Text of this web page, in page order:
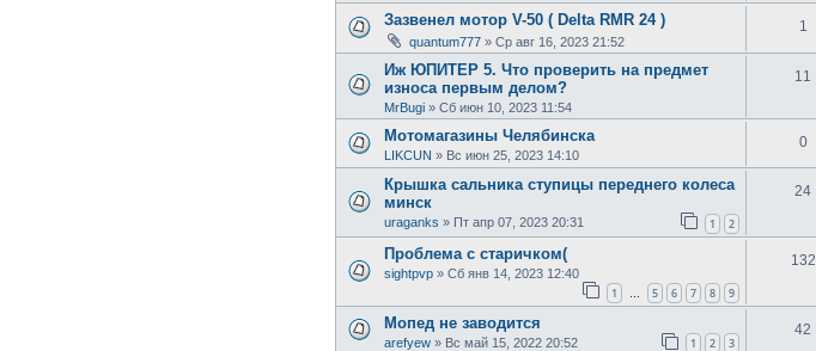
Зазвенел мотор V-50 ( Delta RMR 24 )
quantum777 » Ср авг 16, 2023 21:52
1
Иж ЮПИТЕР 5. Что проверить на предмет
износа первым делом?
MrBugi » Сб июн 10, 2023 11:54
11
Мотомагазины Челябинска
LIKCUN » Вс июн 25, 2023 14:10
0
Крышка сальника ступицы переднего колеса
минск
uraganks » Пт апр 07, 2023 20:31 1 2
24
Проблема с старичком(
sightpvp » Сб янв 14, 2023 12:40
1 … 5 6 7 8 9
132
Мопед не заводится
arefyew » Вс май 15, 2022 20:52 1 2 3
42